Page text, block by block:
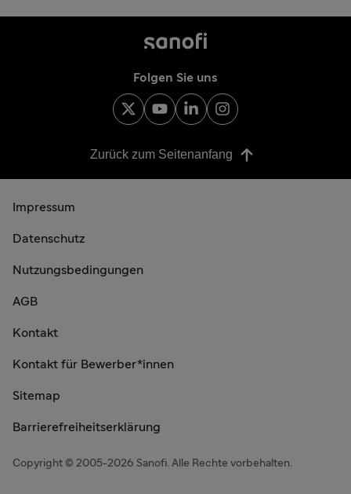
Folgen Sie uns
Zurück zum Seitenanfang
Impressum
Datenschutz
Nutzungsbedingungen
AGB
Kontakt
Kontakt für Bewerber*innen
Sitemap
Barrierefreiheitserklärung
Copyright © 2005-2026 Sanofi. Alle Rechte vorbehalten.